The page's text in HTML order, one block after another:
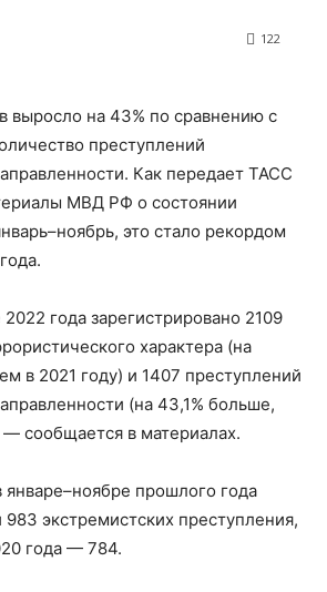
122
выросло на 43% по сравнению с
преступлений
Как передает ТАСС
МВД РФ о состоянии
это стало рекордом
года зарегистрировано 2109
характера (на
в 2021 году) и 1407 преступлений
(на 43,1% больше,
— сообщается в материалах.
прошлого года
983 экстремистских преступления,
года — 784.